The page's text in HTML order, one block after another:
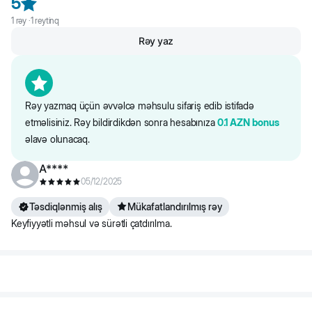
1 rəy ·1 reytinq
Rəy yazmaq üçün əvvəlcə məhsulu sifariş edib istifadə
etməlisiniz. Rəy bildirdikdən sonra hesabınıza0.1 AZN bonus
əlavə olunacaq.
Rəy yaz
A****
05/12/2025
Təsdiqlənmiş alış
Mükafatlandırılmış rəy
Keyfiyyətli məhsul və sürətli çatdırılma.